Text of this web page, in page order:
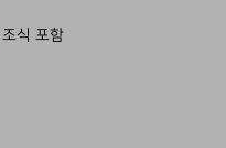
조식 포함